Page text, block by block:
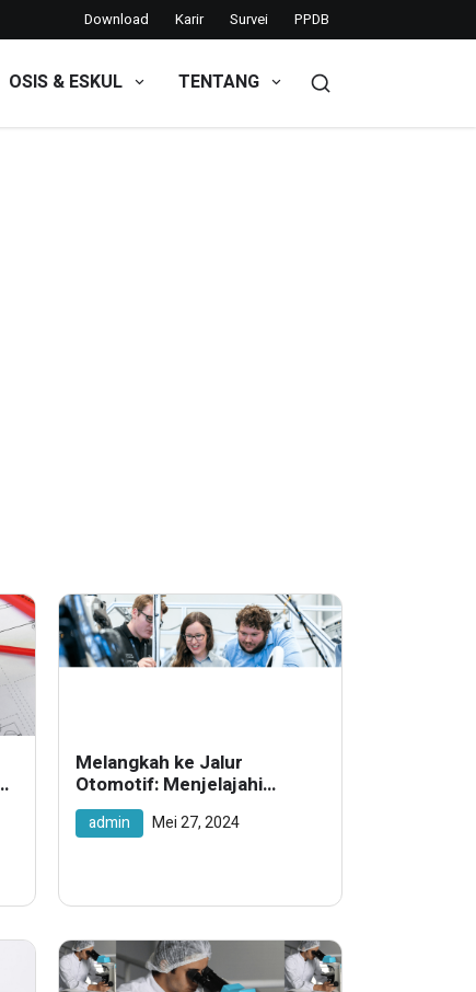
Download Karir Survei PPDB
OSIS & ESKUL TENTANG
Melangkah ke Jalur
Otomotif: Menjelajahi
Keahlian dalam Jurusan
Teknik Kendaraan Ringan di
admin Mei 27, 2024